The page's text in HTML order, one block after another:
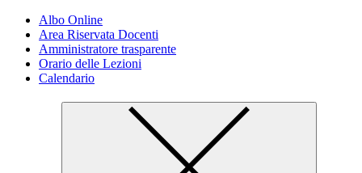
Albo Online
Area Riservata Docenti
Amministratore trasparente
Orario delle Lezioni
Calendario